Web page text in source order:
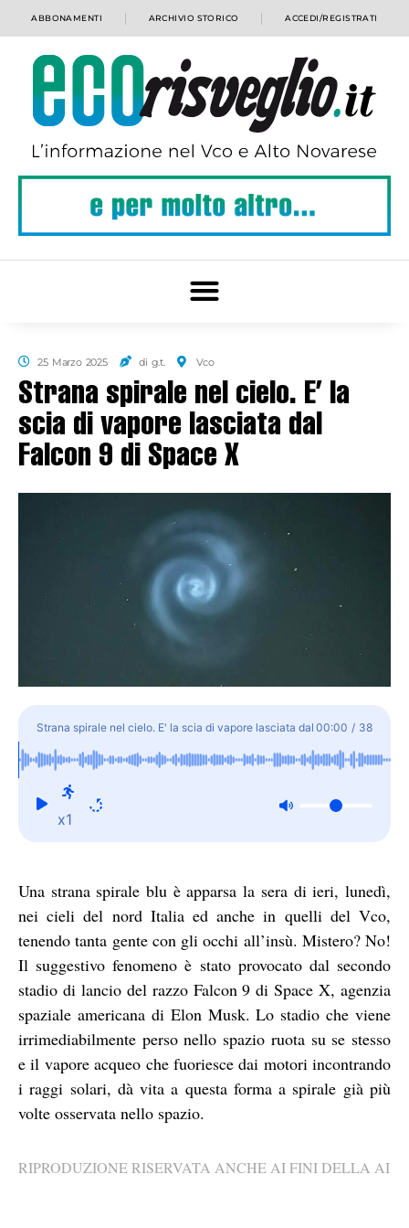
ABBONAMENTI ARCHIVIO STORICO ACCEDI/REGISTRATI
25 Marzo 2025 di g.t. Vco
Strana spirale nel cielo. E’ la
scia di vapore lasciata dal
Falcon 9 di Space X
Strana spirale nel cielo. E' la scia di vapore lasciata dal
Falcon 9 di Space X
00:00 / 38
x1
Una strana spirale blu è apparsa la sera di ieri, lunedì,
nei cieli del nord Italia ed anche in quelli del Vco,
tenendo tanta gente con gli occhi all’insù. Mistero? No!
Il suggestivo fenomeno è stato provocato dal secondo
stadio di lancio del razzo Falcon 9 di Space X, agenzia
spaziale americana di Elon Musk. Lo stadio che viene
irrimediabilmente perso nello spazio ruota su se stesso
e il vapore acqueo che fuoriesce dai motori incontrando
i raggi solari, dà vita a questa forma a spirale già più
volte osservata nello spazio.
RIPRODUZIONE RISERVATA ANCHE AI FINI DELLA AI